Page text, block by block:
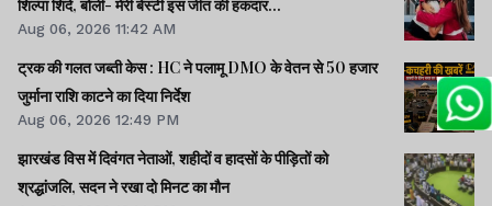
शिल्पा शिंदे, बोलीं- मेरी बेस्टी इस जीत की हकदार...
Aug 06, 2026 11:42 AM
ट्रक की गलत जब्ती केस : HC ने पलामू DMO के वेतन से 50 हजार
जुर्माना राशि काटने का दिया निर्देश
Aug 06, 2026 12:49 PM
झारखंड विस में दिवंगत नेताओं, शहीदों व हादसों के पीड़ितों को
श्रद्धांजलि, सदन ने रखा दो मिनट का मौन